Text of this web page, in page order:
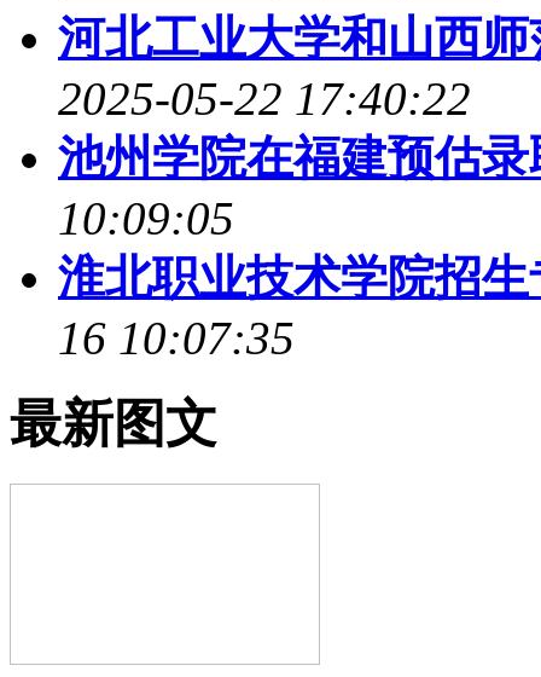
河北工业大学和山西
2025-05-22 17:40:22
池州学院在福建预估
10:09:05
淮北职业技术学院招
16 10:07:35
最新图文